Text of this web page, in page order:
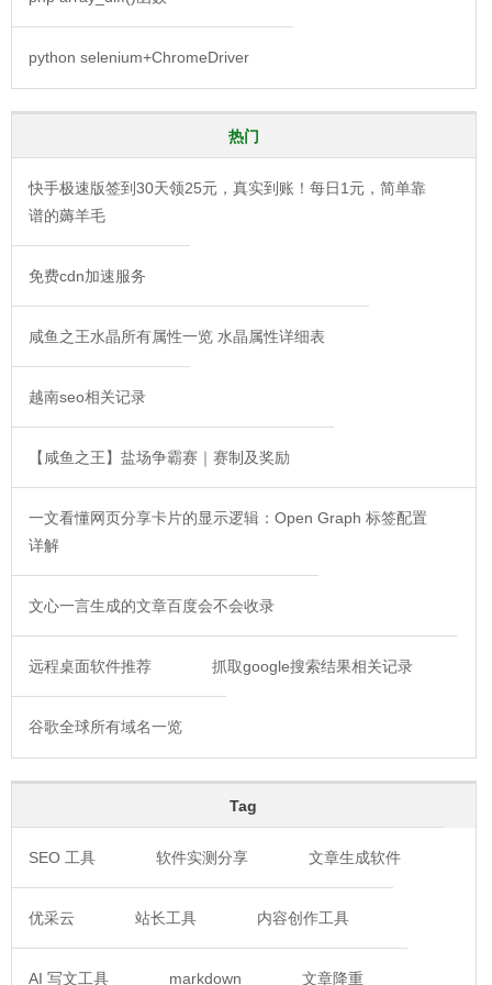
python selenium+ChromeDriver
热门
快手极速版签到30天领25元，真实到账！每日1元，简单靠
谱的薅羊毛
免费cdn加速服务
咸鱼之王水晶所有属性一览 水晶属性详细表
越南seo相关记录
【咸鱼之王】盐场争霸赛｜赛制及奖励
一文看懂网页分享卡片的显示逻辑：Open Graph 标签配置
详解
文心一言生成的文章百度会不会收录
远程桌面软件推荐 抓取google搜索结果相关记录
谷歌全球所有域名一览
Tag
SEO 工具 软件实测分享 文章生成软件
优采云 站长工具 内容创作工具
AI 写文工具 markdown 文章降重